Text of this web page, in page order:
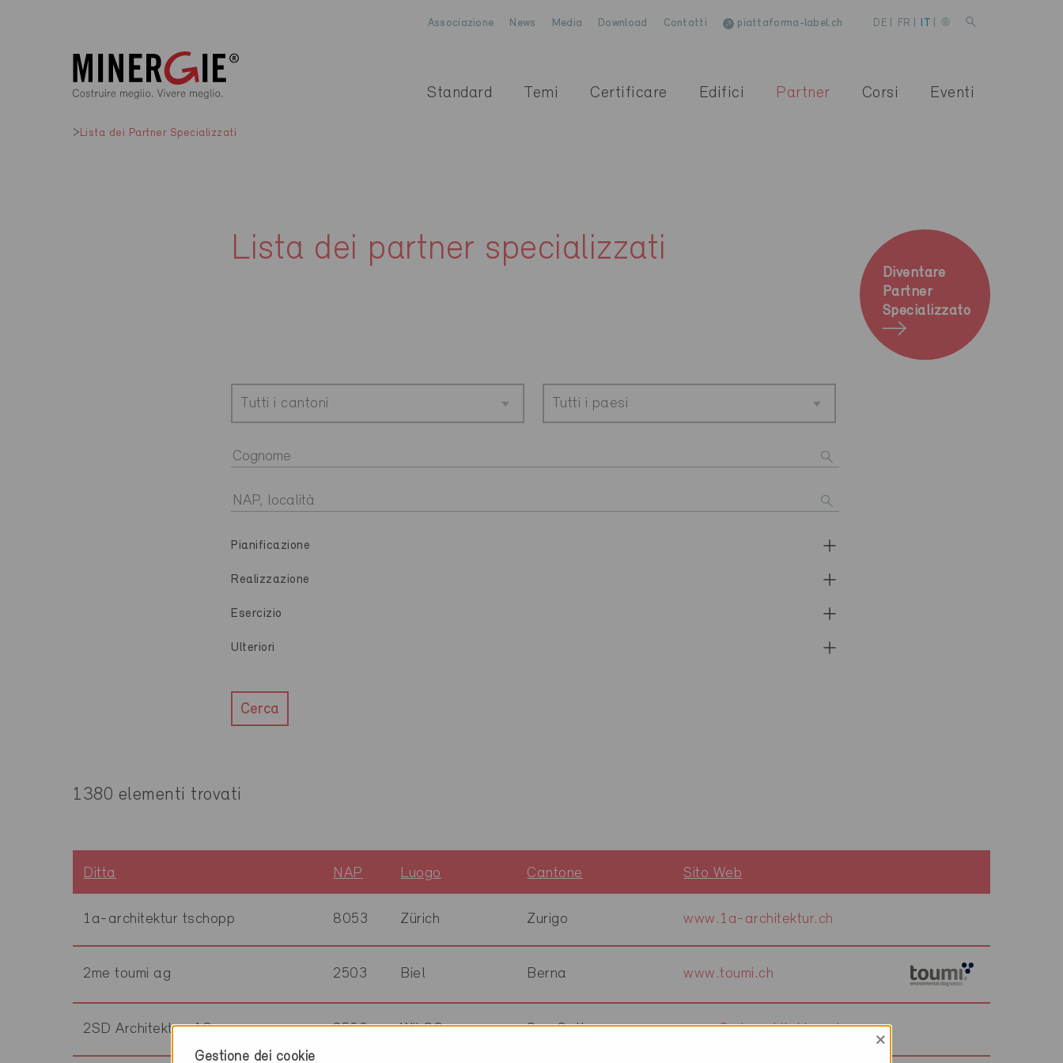
Associazione News Media Download Contatti piattaforma-label.ch DE FR IT
Standard Temi Certificare Edifici Partner Corsi Eventi
Lista dei Partner Specializzati
Lista dei partner specializzati
Diventare
Partner
Specializzato
Tutti i cantoni Tutti i paesi
Pianificazione
Realizzazione
Esercizio
Ulteriori
Cerca
1380 elementi trovati
Ditta NAP Luogo Cantone Sito Web
1a-architektur tschopp 8053 Zürich Zurigo www.1a-architektur.ch
2me toumi ag 2503 Biel Berna www.toumi.ch
2SD Architekten AG 9500 Wil SG San Gallo www.2sd-architekten.ch
Gestione dei cookie
×